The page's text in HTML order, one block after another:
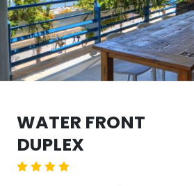
WATER FRONT
DUPLEX